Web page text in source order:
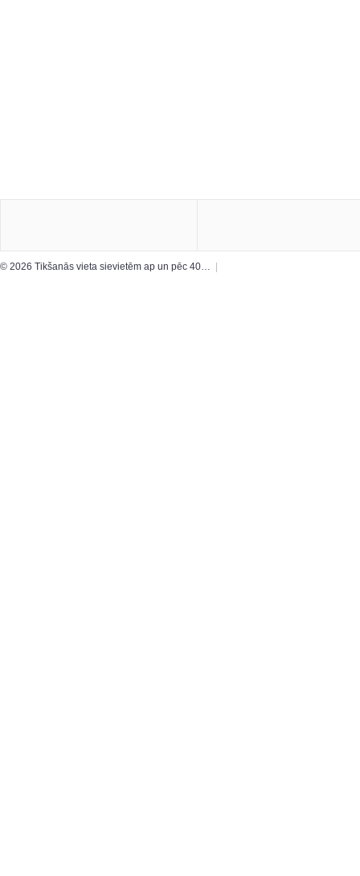
© 2026 Tikšanās vieta sievietēm ap un pēc 40…